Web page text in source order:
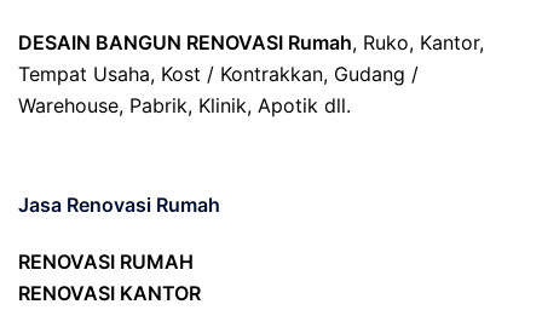
DESAIN BANGUN RENOVASI Rumah, Ruko, Kantor,
Tempat Usaha, Kost / Kontrakkan, Gudang /
Warehouse, Pabrik, Klinik, Apotik dll.
Jasa Renovasi Rumah
RENOVASI RUMAH
RENOVASI KANTOR